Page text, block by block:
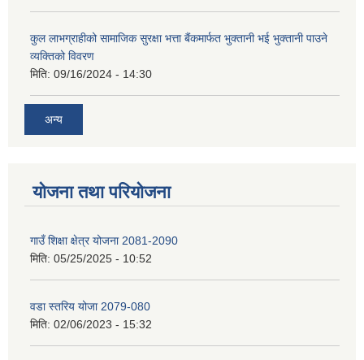
कुल लाभग्राहीको सामाजिक सुरक्षा भत्ता बैंकमार्फत भुक्तानी भई भुक्तानी पाउने
व्यक्तिको विवरण
मिति: 09/16/2024 - 14:30
अन्य
योजना तथा परियोजना
गाउँ शिक्षा क्षेत्र योजना 2081-2090
मिति: 05/25/2025 - 10:52
वडा स्तरिय योजा 2079-080
मिति: 02/06/2023 - 15:32